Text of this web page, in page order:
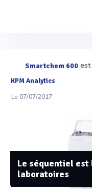
Smartchem 600 est
KPM Analytics
Le 07/07/2017
Le séquentiel
laboratoires